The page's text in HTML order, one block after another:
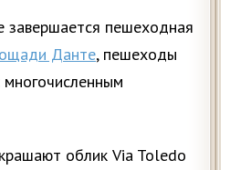
завершается пешеходная
Данте, пешеходы
облик Via Toledo